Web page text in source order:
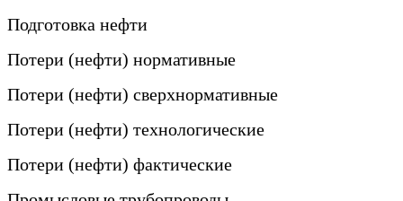
Подготовка нефти
Потери (нефти) нормативные
Потери (нефти) сверхнормативные
Потери (нефти) технологические
Потери (нефти) фактические